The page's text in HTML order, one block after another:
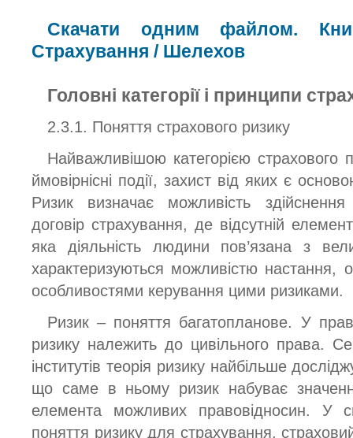
Скачати одним файлом.
Страхування / Шелехов
Головні категорії і принципи
2.3.1. Поняття страхового ризику
Найважливішою категорією страхового
ймовірнісні події, захист від яких є
Ризик визначає можливість
договір страхування, де відсутній
яка діяльність людини пов’язана з
характеризуються можливістю настання,
особливостями керування цими ризиками.
Ризик – поняття багатопланове. У
ризику належить до цивільного права.
інститутів теорія ризику найбільше
що саме в ньому ризик набуває
елемента можливих правовідносин. У
поняття ризику для страхування,